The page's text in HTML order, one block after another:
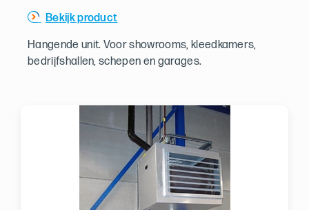
Bekijk product
Hangende unit. Voor showrooms, kleedkamers,
bedrijfshallen, schepen en garages.